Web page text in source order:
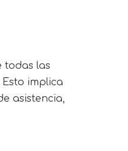
todas las
implica
asistencia,